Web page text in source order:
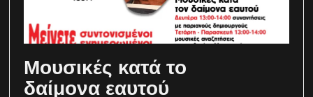
Μουσικές κατά το
δαίμονα εαυτού